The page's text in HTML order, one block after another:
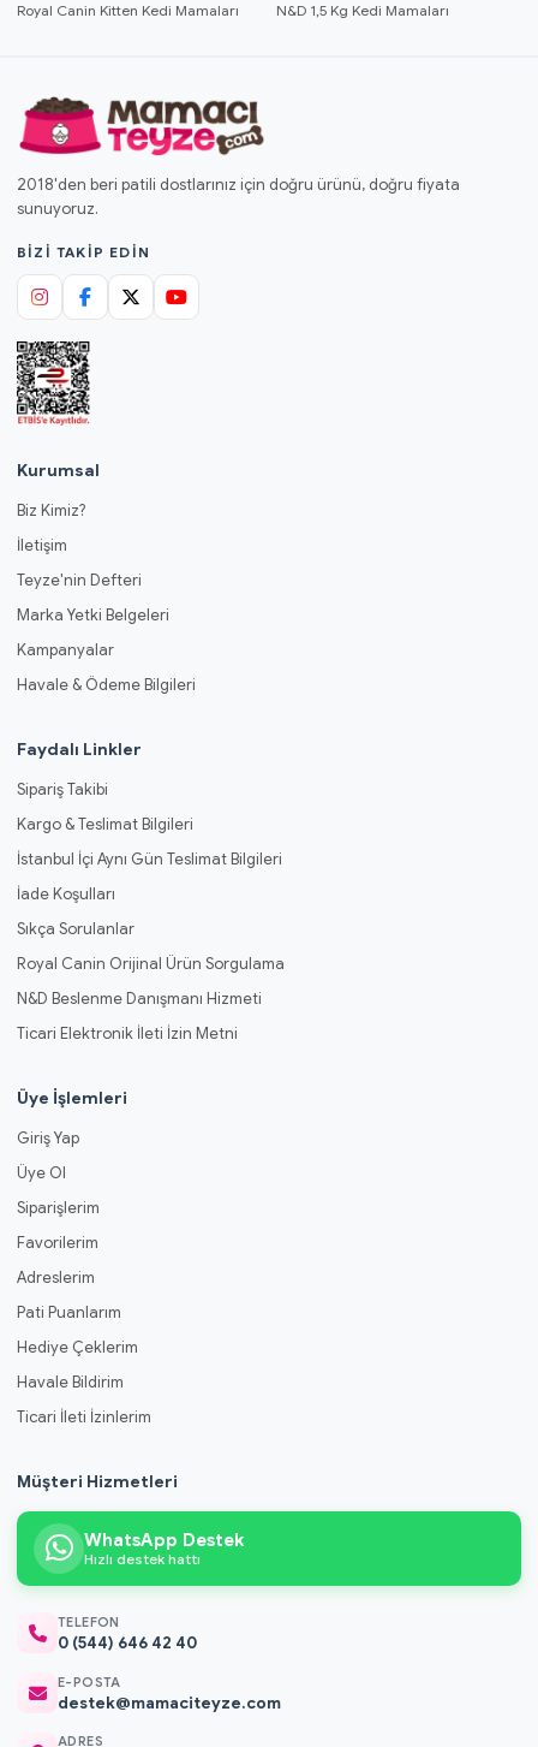
Royal Canin Kitten Kedi Mamaları
N&D 1,5 Kg Kedi Mamaları
2018'den beri patili dostlarınız için doğru ürünü, doğru fiyata
sunuyoruz.
BIZI TAKIP EDIN
Kurumsal
Biz Kimiz?
İletişim
Teyze'nin Defteri
Marka Yetki Belgeleri
Kampanyalar
Havale & Ödeme Bilgileri
Faydalı Linkler
Sipariş Takibi
Kargo & Teslimat Bilgileri
İstanbul İçi Aynı Gün Teslimat Bilgileri
İade Koşulları
Sıkça Sorulanlar
Royal Canin Orijinal Ürün Sorgulama
N&D Beslenme Danışmanı Hizmeti
Ticari Elektronik İleti İzin Metni
Üye İşlemleri
Giriş Yap
Üye Ol
Siparişlerim
Favorilerim
Adreslerim
Pati Puanlarım
Hediye Çeklerim
Havale Bildirim
Ticari İleti İzinlerim
Müşteri Hizmetleri
WhatsApp Destek
Hızlı destek hattı
TELEFON
0 (544) 646 42 40
E-POSTA
destek@mamaciteyze.com
ADRES